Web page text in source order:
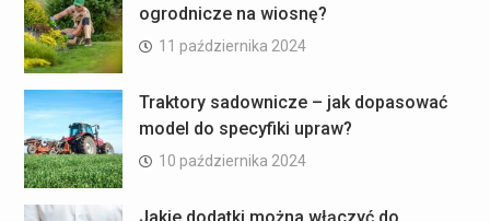
ogrodnicze na wiosnę?
11 października 2024
Traktory sadownicze – jak dopasować
model do specyfiki upraw?
10 października 2024